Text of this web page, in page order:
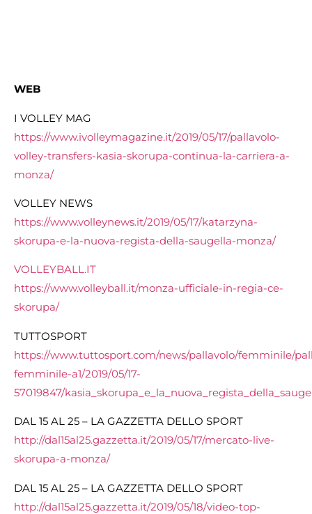
WEB
I VOLLEY MAG
https://www.ivolleymagazine.it/2019/05/17/pallavolo-
volley-transfers-kasia-skorupa-continua-la-carriera-a-
monza/
VOLLEY NEWS
https://www.volleynews.it/2019/05/17/katarzyna-
skorupa-e-la-nuova-regista-della-saugella-monza/
VOLLEYBALL.IT
https://www.volleyball.it/monza-ufficiale-in-regia-ce-
skorupa/
TUTTOSPORT
https://www.tuttosport.com/news/pallavolo/femminile/
femminile-a1/2019/05/17-
57019847/
DAL 15 AL 25 – LA GAZZETTA DELLO SPORT
http://dal15al25.gazzetta.it/2019/05/17/mercato-live-
skorupa-a-monza/
DAL 15 AL 25 – LA GAZZETTA DELLO SPORT
http://dal15al25.gazzetta.it/2019/05/18/video-top-